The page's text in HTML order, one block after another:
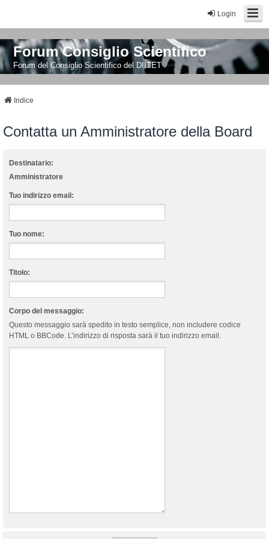
Login
Forum Consiglio Scientifico
Forum del Consiglio Scientifico del DIITET
Indice
Contatta un Amministratore della Board
Destinatario:
Amministratore
Tuo indirizzo email:
Tuo nome:
Titolo:
Corpo del messaggio:
Questo messaggio sarà spedito in testo semplice, non includere codice
HTML o BBCode. L’indirizzo di risposta sarà il tuo indirizzo email.